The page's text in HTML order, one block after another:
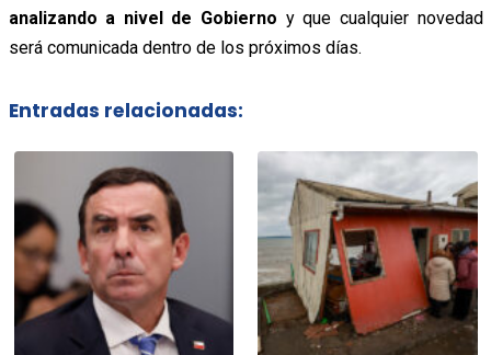
analizando a nivel de Gobierno y que cualquier novedad
será comunicada dentro de los próximos días.
Entradas relacionadas: